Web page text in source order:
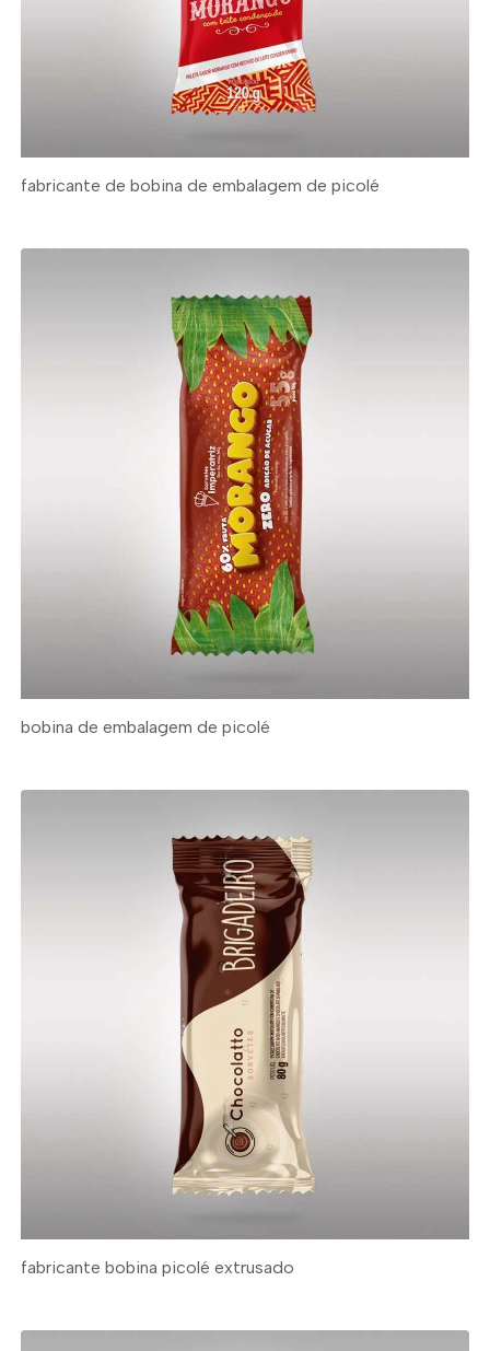
fabricante de bobina de embalagem de picolé
bobina de embalagem de picolé
fabricante bobina picolé extrusado